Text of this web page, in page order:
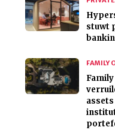
stuwt
FAMILY